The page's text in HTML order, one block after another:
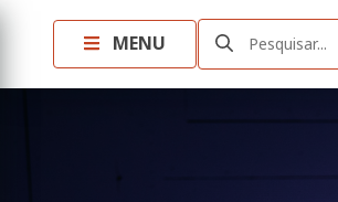
MENU Pesquisar...